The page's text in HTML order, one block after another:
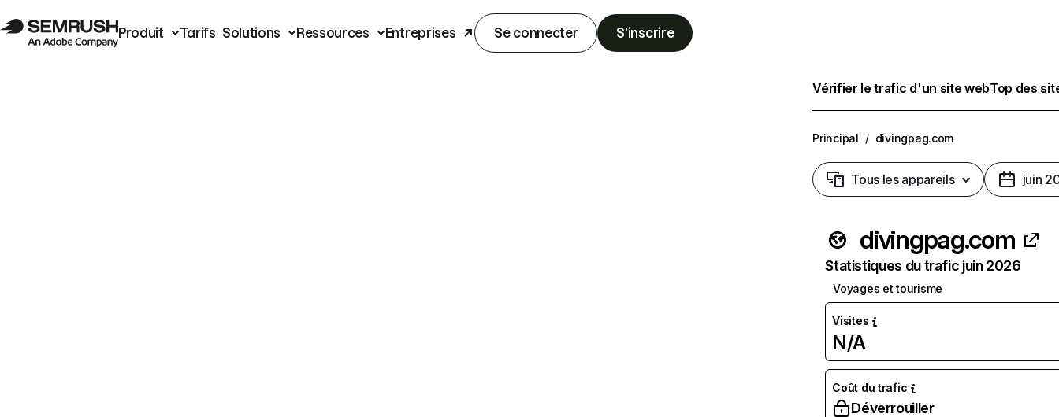
Produit Tarifs Solutions Ressources Entreprises Se connecter S'inscrire
Vérifier le trafic d'un site webTop des
Principal / divingpag.com
Tous les appareils juin
divingpag.com
Statistiques du trafic juin 2026
Voyages et tourisme
Visites
N/A
Coût du trafic
Déverrouiller